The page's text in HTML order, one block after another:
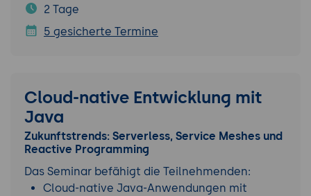
2 Tage
5 gesicherte Termine
Cloud-native Entwicklung mit
Java
Zukunftstrends: Serverless, Service Meshes und
Reactive Programming
Das Seminar befähigt die Teilnehmenden:
Cloud-native Java-Anwendungen mit